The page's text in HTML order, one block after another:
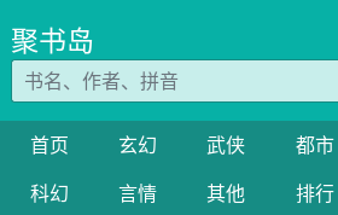
聚书岛
首页 玄幻 武侠 都市
科幻
言情 其他 排行